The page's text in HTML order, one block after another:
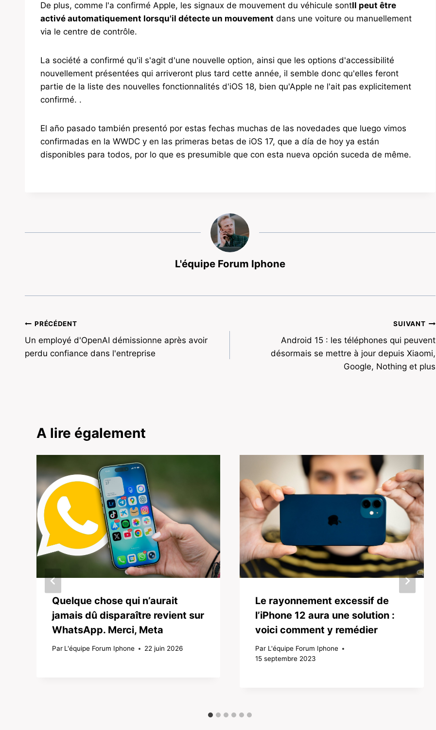
De plus, comme l'a confirmé Apple, les signaux de mouvement du véhicule sontIl peut être
activé automatiquement lorsqu'il détecte un mouvement dans une voiture ou manuellement
via le centre de contrôle.
La société a confirmé qu'il s'agit d'une nouvelle option, ainsi que les options d'accessibilité
nouvellement présentées qui arriveront plus tard cette année, il semble donc qu'elles feront
partie de la liste des nouvelles fonctionnalités d'iOS 18, bien qu'Apple ne l'ait pas explicitement
confirmé. .
El año pasado también presentó por estas fechas muchas de las novedades que luego vimos
confirmadas en la WWDC y en las primeras betas de iOS 17, que a día de hoy ya están
disponibles para todos, por lo que es presumible que con esta nueva opción suceda de même.
L'équipe Forum Iphone
Navigation
de
PRÉCÉDENT
Un employé d'OpenAI démissionne après avoir
perdu confiance dans l'entreprise
SUIVANT
Android 15 : les téléphones qui peuvent
désormais se mettre à jour depuis Xiaomi,
Google, Nothing et plus
A lire également
Quelque chose qui n’aurait
jamais dû disparaître revient sur
WhatsApp. Merci, Meta
Par L'équipe Forum Iphone 22 juin 2026
Le rayonnement excessif de
l’iPhone 12 aura une solution :
voici comment y remédier
Par L'équipe Forum Iphone
15 septembre 2023